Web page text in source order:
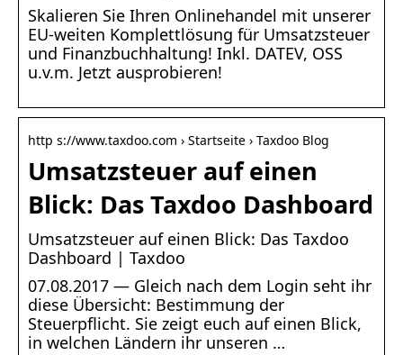
Skalieren Sie Ihren Onlinehandel mit unserer
EU-weiten Komplettlösung für Umsatzsteuer
und Finanzbuchhaltung! Inkl. DATEV, OSS
u.v.m. Jetzt ausprobieren!
http s://www.taxdoo.com › Startseite › Taxdoo Blog
Umsatzsteuer auf einen
Blick: Das Taxdoo Dashboard
Umsatzsteuer auf einen Blick: Das Taxdoo
Dashboard | Taxdoo
07.08.2017 — Gleich nach dem Login seht ihr
diese Übersicht: Bestimmung der
Steuerpflicht. Sie zeigt euch auf einen Blick,
in welchen Ländern ihr unseren …